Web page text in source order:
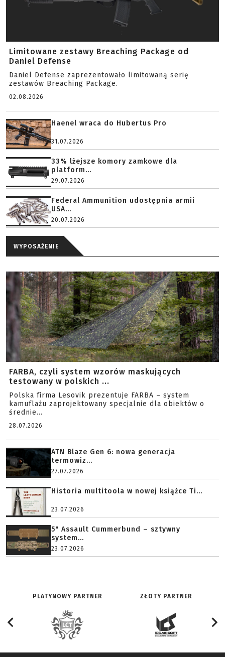
Limitowane zestawy Breaching Package od
Daniel Defense
Daniel Defense zaprezentowało limitowaną serię
zestawów Breaching Package.
02.08.2026
Haenel wraca do Hubertus Pro
31.07.2026
33% lżejsze komory zamkowe dla
platform...
29.07.2026
Federal Ammunition udostępnia armii
USA...
20.07.2026
WYPOSAŻENIE
FARBA, czyli system wzorów maskujących
testowany w polskich ...
Polska firma Lesovik prezentuje FARBA – system
kamuflażu zaprojektowany specjalnie dla obiektów o
średnie...
28.07.2026
ATN Blaze Gen 6: nowa generacja
termowiz...
27.07.2026
Historia multitoola w nowej książce Ti...
23.07.2026
5" Assault Cummerbund – sztywny
system...
23.07.2026
PLATYNOWY PARTNER ZŁOTY PARTNER